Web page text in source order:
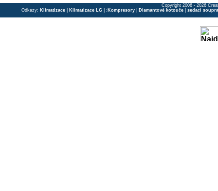
Copyright 2006 - 2026
Odkazy: Klimatizace Klimatizace LG | ; Kompresory Diamantové kotouče sedací